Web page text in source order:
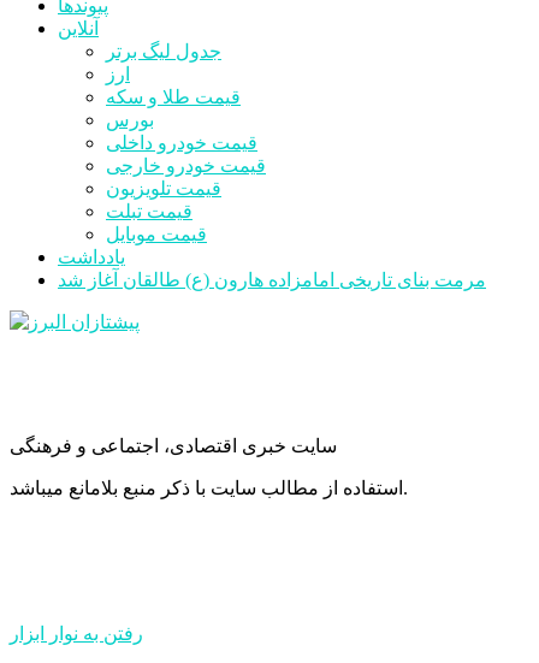
پیوندها
آنلاین
جدول لیگ برتر
ارز
قیمت طلا و سکه
بورس
قیمت خودرو داخلی
قیمت خودرو خارجی
قیمت تلویزیون
قیمت تبلت
قیمت موبایل
یادداشت
مرمت بنای تاریخی امامزاده هارون (ع) طالقان آغاز شد
سایت خبری اقتصادی، اجتماعی و فرهنگی
استفاده از مطالب سایت با ذکر منبع بلامانع میباشد.
رفتن به نوار ابزار